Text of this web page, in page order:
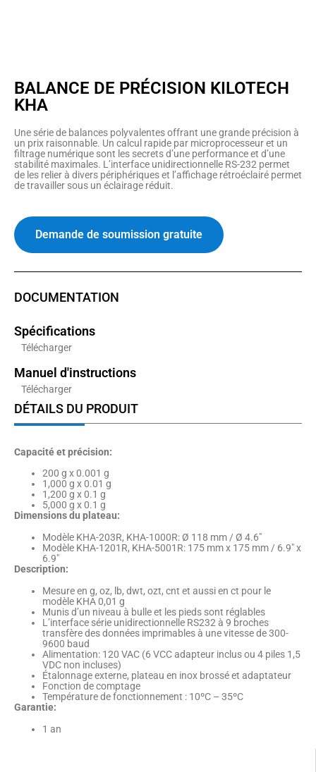
BALANCE DE PRÉCISION KILOTECH
KHA
Une série de balances polyvalentes offrant une grande précision à
un prix raisonnable. Un calcul rapide par microprocesseur et un
filtrage numérique sont les secrets d’une performance et d’une
stabilité maximales. L’interface unidirectionnelle RS-232 permet
de les relier à divers périphériques et l’affichage rétroéclairé permet
de travailler sous un éclairage réduit.
Demande de soumission gratuite
DOCUMENTATION
Spécifications
Télécharger
Manuel d'instructions
Télécharger
DÉTAILS DU PRODUIT
Capacité et précision:
200 g x 0.001 g
1,000 g x 0.01 g
1,200 g x 0.1 g
5,000 g x 0.1 g
Dimensions du plateau:
Modèle KHA-203R, KHA-1000R: Ø 118 mm / Ø 4.6″
Modèle KHA-1201R, KHA-5001R: 175 mm x 175 mm / 6.9″ x
6.9″
Description:
Mesure en g, oz, lb, dwt, ozt, cnt et aussi en ct pour le
modèle KHA 0,01 g
Munis d’un niveau à bulle et les pieds sont réglables
L’interface série unidirectionnelle RS232 à 9 broches
transfère des données imprimables à une vitesse de 300-
9600 baud
Alimentation: 120 VAC (6 VCC adapteur inclus ou 4 piles 1,5
VDC non incluses)
Étalonnage externe, plateau en inox brossé et adaptateur
Fonction de comptage
Température de fonctionnement : 10ºC – 35ºC
Garantie:
1 an